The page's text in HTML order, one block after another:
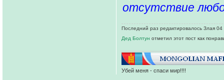
отсутствие
Последний раз редактировалось Злая
Дед Болтун отметил этот пост как
Убей меня - спаси мир!!!!